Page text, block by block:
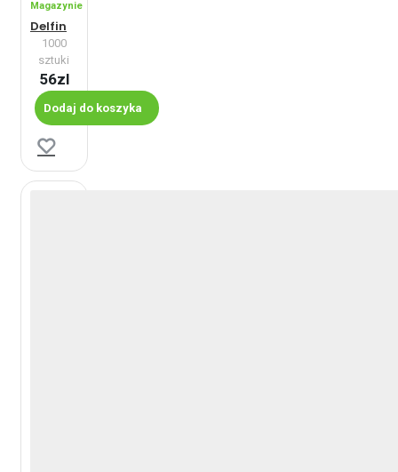
Magazynie
Delfin
1000
sztuki
56zl
Dodaj do koszyka